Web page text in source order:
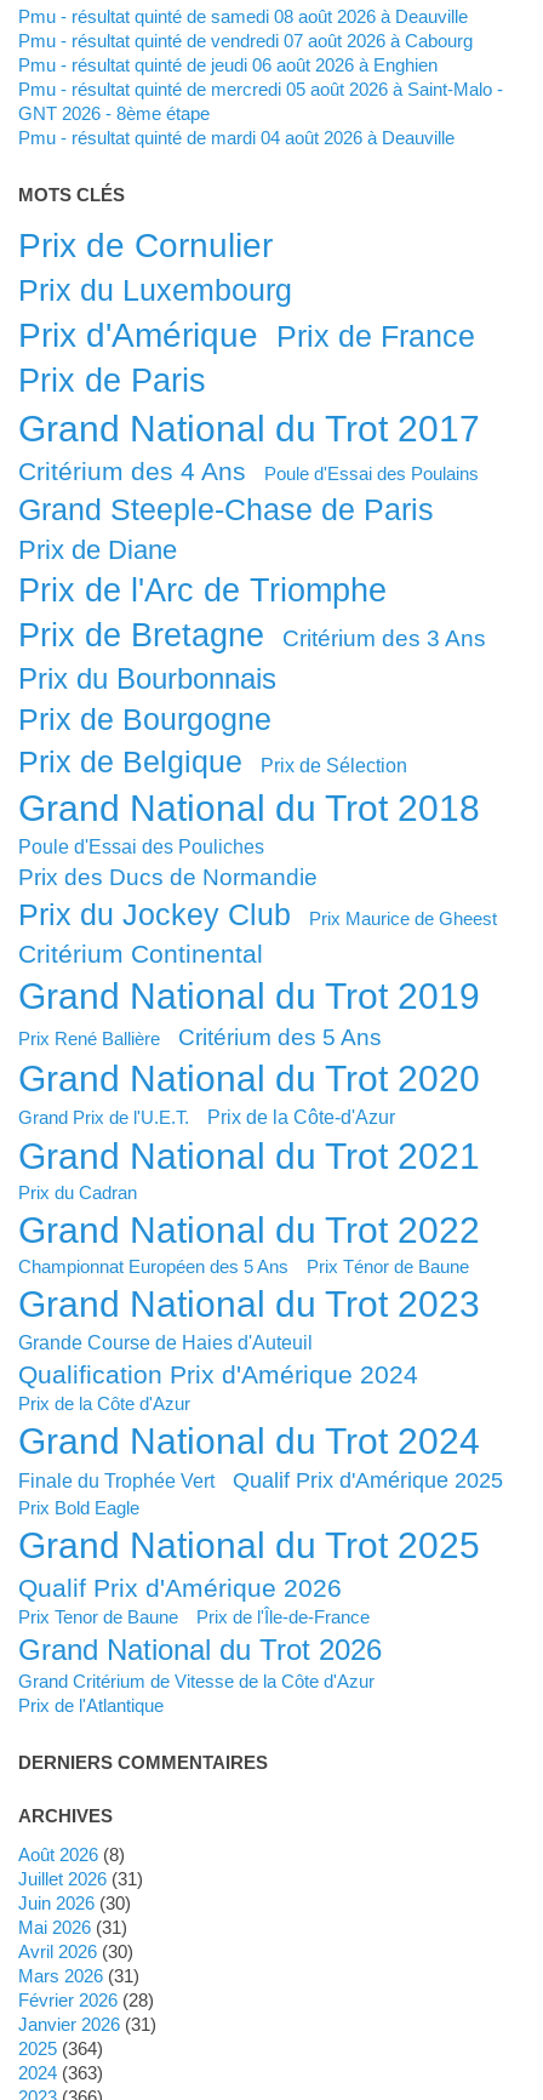
Pmu - résultat quinté de samedi 08 août 2026 à Deauville
Pmu - résultat quinté de vendredi 07 août 2026 à Cabourg
Pmu - résultat quinté de jeudi 06 août 2026 à Enghien
Pmu - résultat quinté de mercredi 05 août 2026 à Saint-Malo -
GNT 2026 - 8ème étape
Pmu - résultat quinté de mardi 04 août 2026 à Deauville
MOTS CLÉS
Prix de Cornulier
Prix du Luxembourg
Prix d'Amérique Prix de France
Prix de Paris
Grand National du Trot 2017
Critérium des 4 Ans Poule d'Essai des Poulains
Grand Steeple-Chase de Paris
Prix de Diane
Prix de l'Arc de Triomphe
Prix de Bretagne
Critérium des 3 Ans
Prix du Bourbonnais
Prix de Bourgogne
Prix de Belgique
Prix de Sélection
Grand National du Trot 2018
Poule d'Essai des Pouliches
Prix des Ducs de Normandie
Prix du Jockey Club Prix Maurice de Gheest
Critérium Continental
Grand National du Trot 2019
Prix René Ballière Critérium des 5 Ans
Grand National du Trot 2020
Grand Prix de l'U.E.T. Prix de la Côte-d'Azur
Grand National du Trot 2021
Prix du Cadran
Grand National du Trot 2022
Championnat Européen des 5 Ans Prix Ténor de Baune
Grand National du Trot 2023
Grande Course de Haies d'Auteuil
Qualification Prix d'Amérique 2024
Prix de la Côte d'Azur
Grand National du Trot 2024
Finale du Trophée Vert Qualif Prix d'Amérique 2025
Prix Bold Eagle
Grand National du Trot 2025
Qualif Prix d'Amérique 2026
Prix Tenor de Baune Prix de l'Île-de-France
Grand National du Trot 2026
Grand Critérium de Vitesse de la Côte d'Azur
Prix de l'Atlantique
DERNIERS COMMENTAIRES
ARCHIVES
août 2026(8)
juillet 2026(31)
juin 2026(30)
mai 2026(31)
avril 2026(30)
mars 2026(31)
février 2026(28)
janvier 2026(31)
2025(364)
2024(363)